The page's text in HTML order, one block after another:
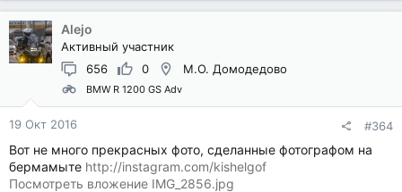
Alejo
Активный участник
656
0 М.О. Домодедово
BMW R 1200 GS Adv
19 Окт 2016 #364
Вот не много прекрасных фото, сделанные фотографом на
бермамыте http://instagram.com/kishelgof
Посмотреть вложение IMG_2856.jpg